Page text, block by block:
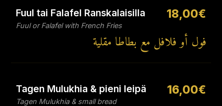
Fuul tai Falafel Ranskalaisilla
Fuul or Falafel with French Fries
18,00€
فول أو فلافل مع بطاطا مقلية
Tagen Mulukhia & pieni leipä
Tagen Mulukhia & small bread
16,00€